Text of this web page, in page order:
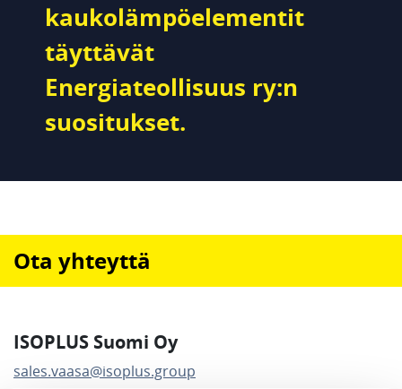
kaukolämpöelementit
täyttävät
Energiateollisuus ry:n
suositukset.
Ota yhteyttä
ISOPLUS Suomi Oy
sales.vaasa@isoplus.group